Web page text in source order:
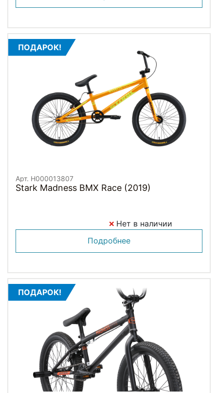
ПОДАРОК!
Арт. H000013807
Stark Madness BMX Race (2019)
Нет в наличии
Подробнее
ПОДАРОК!